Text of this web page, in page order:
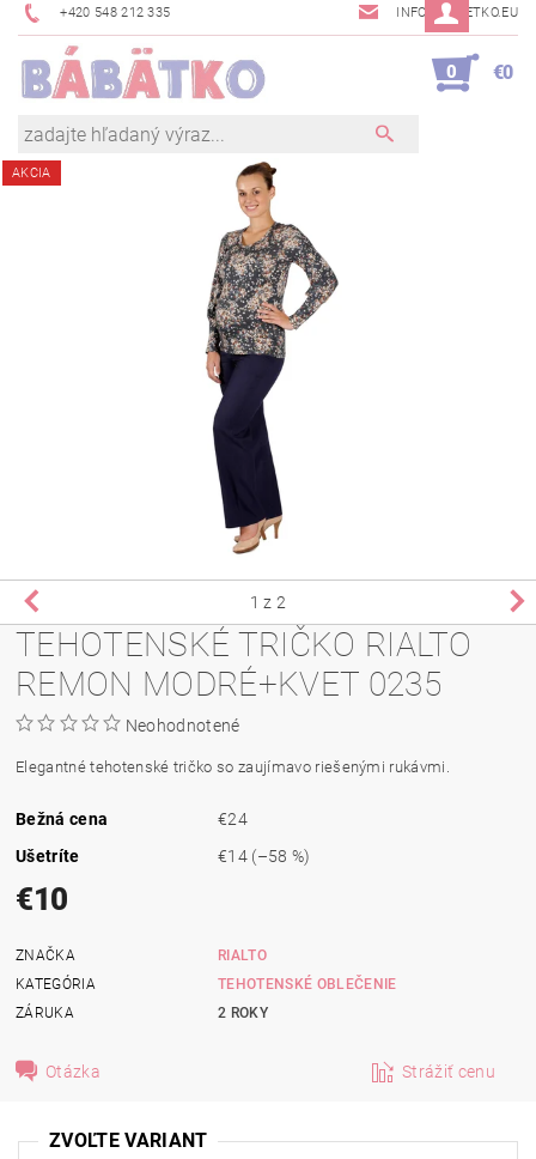
+420 548 212 335 INFO@BABETKO.EU
0 €0
AKCIA
1 z 2
TEHOTENSKÉ TRIČKO RIALTO
REMON MODRÉ+KVET 0235
Neohodnotené
Elegantné tehotenské tričko so zaujímavo riešenými rukávmi.
Bežná cena
€24
Ušetríte
€14 (–58 %)
€10
ZNAČKA
RIALTO
KATEGÓRIA
TEHOTENSKÉ OBLEČENIE
ZÁRUKA
2 ROKY
Otázka Strážiť cenu
ZVOĽTE VARIANT